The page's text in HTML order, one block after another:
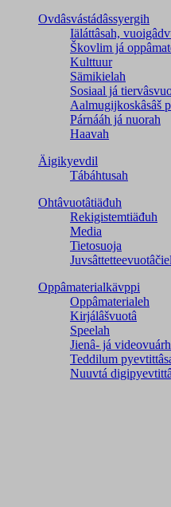
Ovdâsvástádâssyergih
Iäláttâsah,
Škovlim já
Kulttuur
Sämikielah
Sosiaal já
Aalmugijkoskâsâš
Párnááh já nuorah
Haavah
Äigikyevdil
Tábáhtusah
Ohtâvuotâtiäđuh
Rekigistemtiäđuh
Media
Tietosuoja
Oppâmaterialkävppi
Oppâmaterialeh
Kirjálâšvuotâ
Speelah
Jienâ- já
Teddilum
Nuuvtá